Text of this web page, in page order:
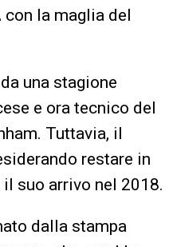
la maglia del
una stagione
e ora tecnico del
Tuttavia, il
restare in
suo arrivo nel 2018.
dalla stampa